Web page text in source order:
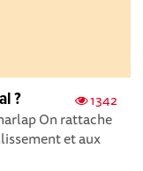
1342
?
On rattache
et aux